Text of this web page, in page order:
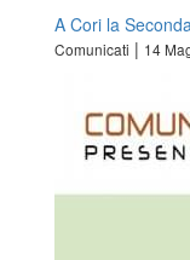
A Cori la
Comunicati | 14